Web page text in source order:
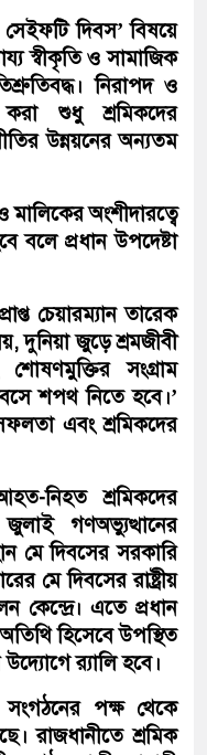
সেইফটি দিবস’ বিষয়ে
স্বীকৃতি ও সামাজিক
নিরাপদ ও
করা শুধু শ্রমিকদের
উন্নয়নের অন্যতম
মালিকের অংশীদারত্বে
বলে প্রধান উপদেষ্টা
চেয়ারম্যান তারেক
দুনিয়া জুড়ে শ্রমজীবী
সংগ্রাম
শপথ নিতে হবে।’
এবং শ্রমিকদের
নিহত শ্রমিকদের
গণঅভ্যুত্থানের
মে দিবসের সরকারি
মে দিবসের রাষ্ট্রীয়
কেন্দ্রে। এতে প্রধান
হিসেবে উপস্থিত
র‌্যালি হবে।
সংগঠনের পক্ষ থেকে
রাজধানীতে শ্রমিক